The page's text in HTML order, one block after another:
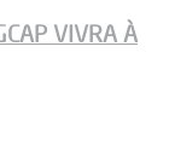
VIVRA À